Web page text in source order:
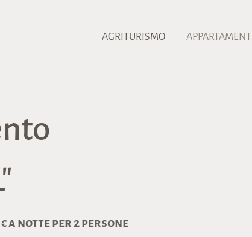
AGRITURISMO APPARTAMENTI
€ a notte per 2 persone